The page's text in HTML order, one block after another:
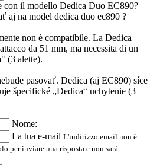
con il modello Dedica Duo EC890?
aj na model dedica duo ec890 ?
non è compatibile. La Dedica
da 51 mm, ma necessita di un
(3 alette).
pasovať. Dedica (aj EC890) síce
špecifické „Dedica“ uchytenie (3
Nome:
La tua e-mail L'indirizzo email non è
per inviare una risposta e non sarà